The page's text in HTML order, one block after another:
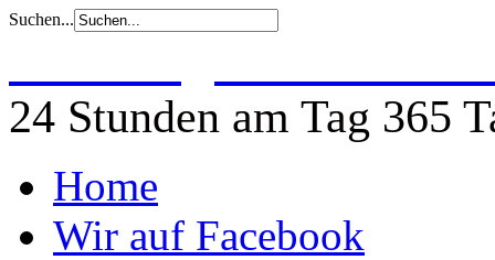
Suchen...
24 Stunden am Tag 365
Home
Wir auf Facebook